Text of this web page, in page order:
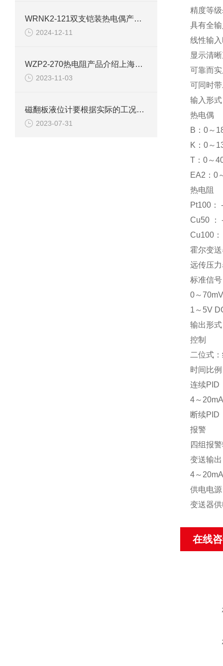
WRNK2-121双支铠装热电偶产品详情
2024-12-11
WZP2-270热电阻产品介绍上海自动化仪表三厂
2023-11-03
磁翻板液位计要根据实际的工况要求来进行选型
2023-07-31
精度等
具有全
线性输
显示清
可靠而
可同时
输入形式
热电偶
B：0～
K：0～
T：0～
EA2：0
热电阻
Pt100：
Cu50 ：
Cu100
霍尔变
远传压
标准信
0～
1～5V
输出形式
控制
二位式
时间比
连续PID
4～
断续PID
报警
四组报
变送输
4～
供电电
变送器
在线